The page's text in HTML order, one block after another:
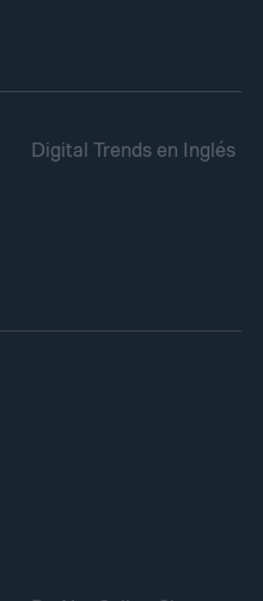
Digital Trends en Inglés